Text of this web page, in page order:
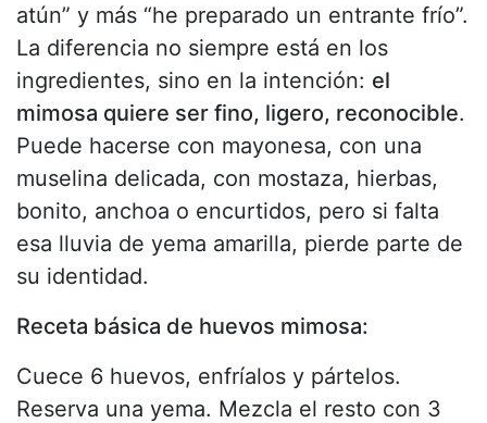
atún” y más “he preparado un entrante frío”.
La diferencia no siempre está en los
ingredientes, sino en la intención: el
mimosa quiere ser fino, ligero, reconocible.
Puede hacerse con mayonesa, con una
muselina delicada, con mostaza, hierbas,
bonito, anchoa o encurtidos, pero si falta
esa lluvia de yema amarilla, pierde parte de
su identidad.
Receta básica de huevos mimosa:
Cuece 6 huevos, enfríalos y pártelos.
Reserva una yema. Mezcla el resto con 3